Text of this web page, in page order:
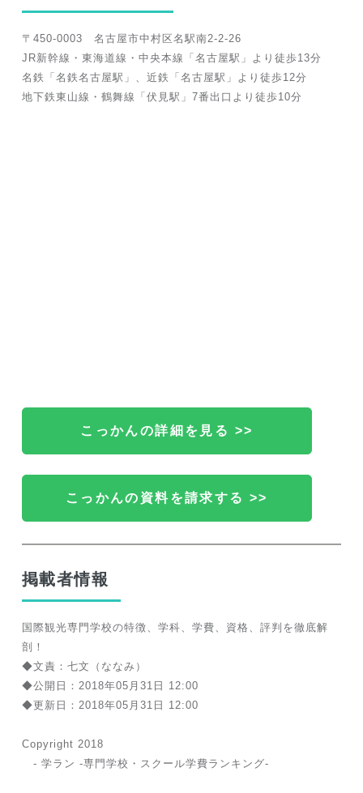
〒450-0003 名古屋市中村区名駅南2-2-26
JR新幹線・東海道線・中央本線「名古屋駅」より徒歩13分
名鉄「名鉄名古屋駅」、近鉄「名古屋駅」より徒歩12分
地下鉄東山線・鶴舞線「伏見駅」7番出口より徒歩10分
こっかんの詳細を見る >>
こっかんの資料を請求する >>
掲載者情報
国際観光専門学校の特徴、学科、学費、資格、評判を徹底解
剖！
◆文責：七文（ななみ）
◆公開日：2018年05月31日 12:00
◆更新日：2018年05月31日 12:00
Copyright 2018
- 学ラン -専門学校・スクール学費ランキング-